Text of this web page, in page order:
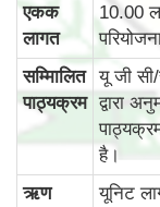
एकक
लागत
10.00
सम्मिालित
पाठ्यक्रम
यू जी
द्वारा
है।
ऋण
यूनिट